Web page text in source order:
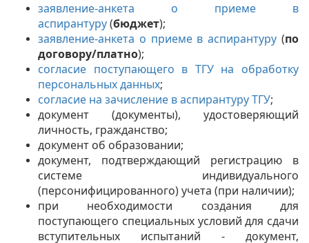
заявление-анкета о приеме в
аспирантуру(бюджет);
заявление-анкета о приеме в аспирантуру (по
договору/платно);
согласие поступающего в ТГУ на обработку
персональных данных;
согласие на зачисление в аспирантуру ТГУ;
документ (документы), удостоверяющий
личность, гражданство;
документ об образовании;
документ, подтверждающий регистрацию в
системе индивидуального
(персонифицированного) учета (при наличии);
при необходимости создания для
поступающего специальных условий для сдачи
вступительных испытаний - документ,